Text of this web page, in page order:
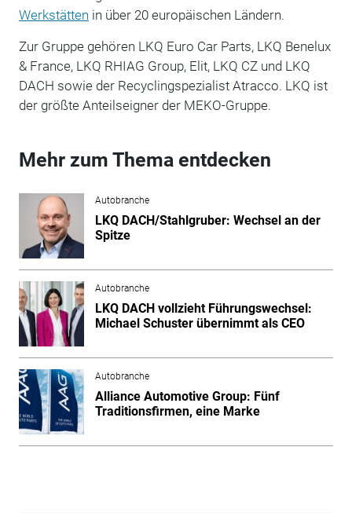
Werkstätten in über 20 europäischen Ländern.
Zur Gruppe gehören LKQ Euro Car Parts, LKQ Benelux
& France, LKQ RHIAG Group, Elit, LKQ CZ und LKQ
DACH sowie der Recyclingspezialist Atracco. LKQ ist
der größte Anteilseigner der MEKO-Gruppe.
Mehr zum Thema entdecken
Autobranche
LKQ DACH/Stahlgruber: Wechsel an der
Spitze
Autobranche
LKQ DACH vollzieht Führungswechsel:
Michael Schuster übernimmt als CEO
Autobranche
Alliance Automotive Group: Fünf
Traditionsfirmen, eine Marke